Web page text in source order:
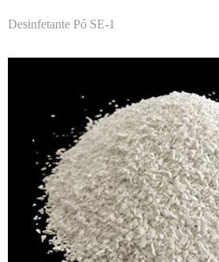
Desinfetante Pó SE-1